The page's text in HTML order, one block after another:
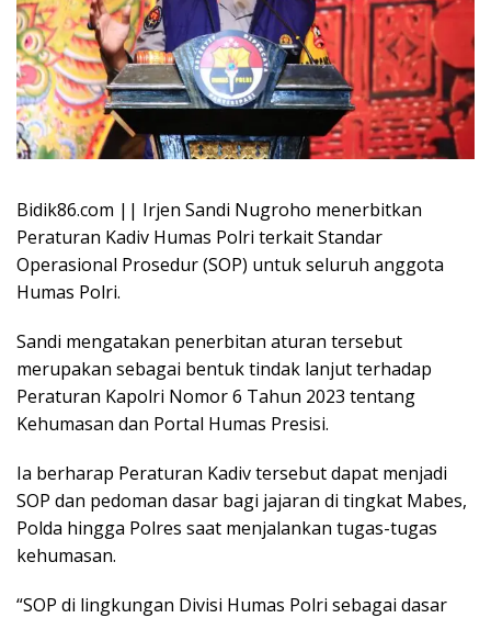
Bidik86.com || Irjen Sandi Nugroho menerbitkan
Peraturan Kadiv Humas Polri terkait Standar
Operasional Prosedur (SOP) untuk seluruh anggota
Humas Polri.
Sandi mengatakan penerbitan aturan tersebut
merupakan sebagai bentuk tindak lanjut terhadap
Peraturan Kapolri Nomor 6 Tahun 2023 tentang
Kehumasan dan Portal Humas Presisi.
Ia berharap Peraturan Kadiv tersebut dapat menjadi
SOP dan pedoman dasar bagi jajaran di tingkat Mabes,
Polda hingga Polres saat menjalankan tugas-tugas
kehumasan.
“SOP di lingkungan Divisi Humas Polri sebagai dasar